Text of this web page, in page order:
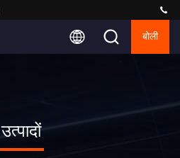
बोली
उत्पादों